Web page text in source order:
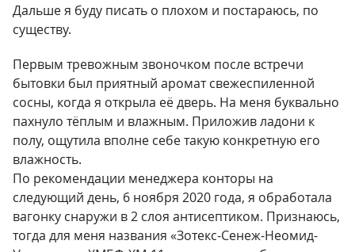
Дальше я буду писать о плохом и постараюсь, по
существу.
Первым тревожным звоночком после встречи
бытовки был приятный аромат свежеспиленной
сосны, когда я открыла её дверь. На меня буквально
пахнуло тёплым и влажным. Приложив ладони к
полу, ощутила вполне себе такую конкретную его
влажность.
По рекомендации менеджера конторы на
следующий день, 6 ноября 2020 года, я обработала
вагонку снаружи в 2 слоя антисептиком. Признаюсь,
тогда для меня названия «Зотекс-Сенеж-Неомид-